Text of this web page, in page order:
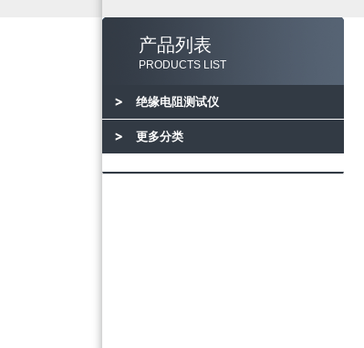
产品列表
PRODUCTS LIST
绝缘电阻测试仪
更多分类